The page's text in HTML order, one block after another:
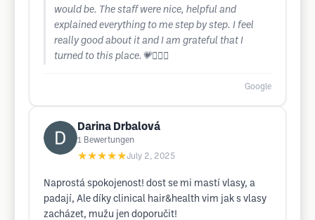
would be. The staff were nice, helpful and
explained everything to me step by step. I feel
really good about it and I am grateful that I
turned to this place.💗💆🏻‍♀️
Google
Darina Drbalová
1 Bewertungen
★★★★★July 2, 2025
Naprostá spokojenost! dost se mi mastí vlasy, a
padají, Ale díky clinical hair&health vim jak s vlasy
zacházet, mužu jen doporučit!